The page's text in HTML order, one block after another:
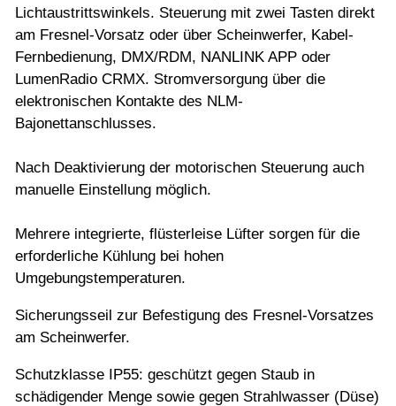
Lichtaustrittswinkels. Steuerung mit zwei Tasten direkt
am Fresnel-Vorsatz oder über Scheinwerfer, Kabel-
Fernbedienung, DMX/RDM, NANLINK APP oder
LumenRadio CRMX. Stromversorgung über die
elektronischen Kontakte des NLM-
Bajonettanschlusses.
Nach Deaktivierung der motorischen Steuerung auch
manuelle Einstellung möglich.
Mehrere integrierte, flüsterleise Lüfter sorgen für die
erforderliche Kühlung bei hohen
Umgebungstemperaturen.
Sicherungsseil zur Befestigung des Fresnel-Vorsatzes
am Scheinwerfer.
Schutzklasse IP55: geschützt gegen Staub in
schädigender Menge sowie gegen Strahlwasser (Düse)